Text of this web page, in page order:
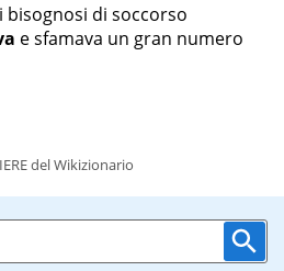
di soccorso
e sfamava un gran numero
del Wikizionario